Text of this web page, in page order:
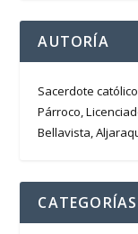
AUTORÍA
Sacerdote
Párroco,
Bellavista,
CATEGORÍAS